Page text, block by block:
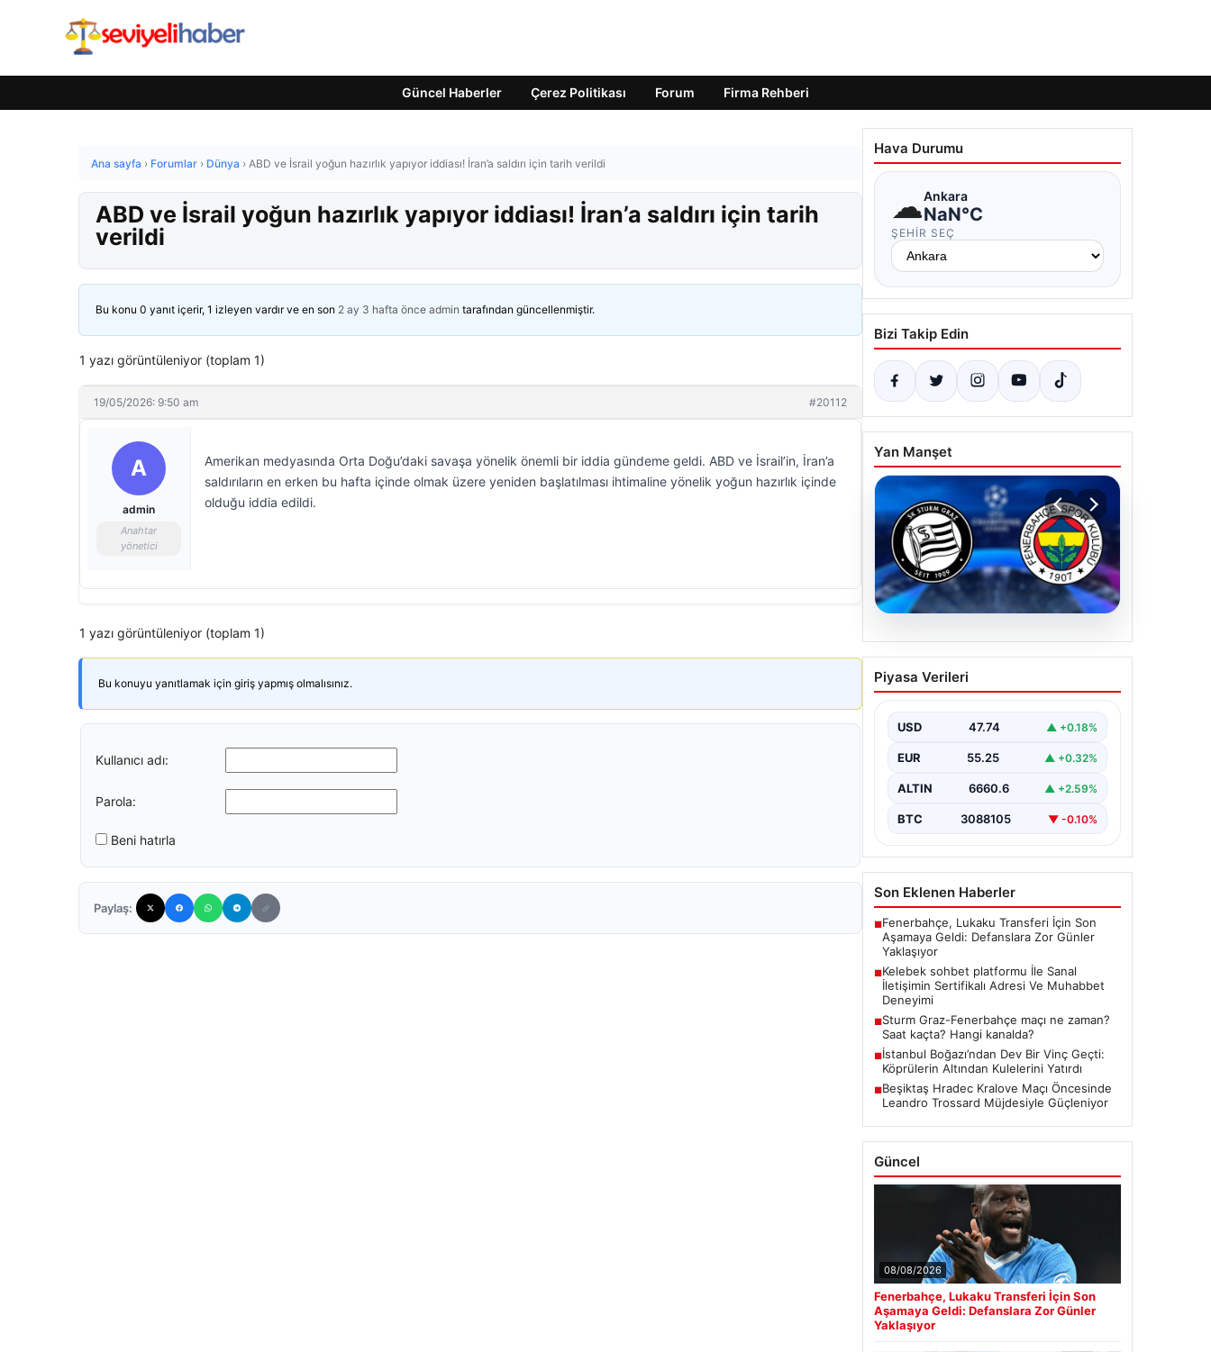
Güncel Haberler Çerez Politikası Forum Firma Rehberi
Ana sayfa › Forumlar › Dünya › ABD ve İsrail yoğun hazırlık yapıyor iddiası! İran’a saldırı için tarih verildi
ABD ve İsrail yoğun hazırlık yapıyor iddiası! İran’a saldırı için tarih
verildi
Bu konu 0 yanıt içerir, 1 izleyen vardır ve en son 2 ay 3 hafta önce admin tarafından güncellenmiştir.
1 yazı görüntüleniyor (toplam 1)
19/05/2026: 9:50 am #20112
A
admin
Anahtar
yönetici
Amerikan medyasında Orta Doğu’daki savaşa yönelik önemli bir iddia gündeme geldi. ABD ve İsrail’in, İran’a
saldırıların en erken bu hafta içinde olmak üzere yeniden başlatılması ihtimaline yönelik yoğun hazırlık içinde
olduğu iddia edildi.
1 yazı görüntüleniyor (toplam 1)
Bu konuyu yanıtlamak için giriş yapmış olmalısınız.
Kullanıcı adı:
Parola:
Beni hatırla
Paylaş:
Hava Durumu
☁Ankara
NaN°C
ŞEHIR SEÇ
Bizi Takip Edin
Yan Manşet
07.08.2026
Sturm Graz-Fenerbahçe
maçı ne zaman? Saat
Piyasa Verileri
USD 47.74 ▲ +0.18%
EUR 55.25 ▲ +0.32%
ALTIN 6660.6 ▲ +2.59%
BTC 3088105 ▼ -0.10%
Son Eklenen Haberler
■Fenerbahçe, Lukaku Transferi İçin Son
Aşamaya Geldi: Defanslara Zor Günler
Yaklaşıyor
■Kelebek sohbet platformu İle Sanal
İletişimin Sertifikalı Adresi Ve Muhabbet
Deneyimi
■Sturm Graz-Fenerbahçe maçı ne zaman?
Saat kaçta? Hangi kanalda?
■İstanbul Boğazı’ndan Dev Bir Vinç Geçti:
Köprülerin Altından Kulelerini Yatırdı
■Beşiktaş Hradec Kralove Maçı Öncesinde
Leandro Trossard Müjdesiyle Güçleniyor
Güncel
08/08/2026
Fenerbahçe, Lukaku Transferi İçin Son
Aşamaya Geldi: Defanslara Zor Günler
Yaklaşıyor